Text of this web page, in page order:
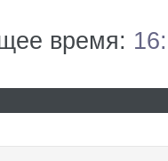
время: